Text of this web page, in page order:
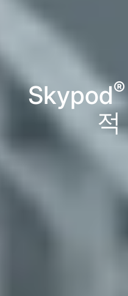
Skypod®
적